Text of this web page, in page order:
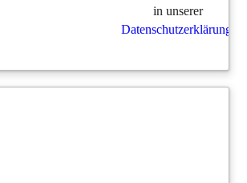
in unserer
Datenschutzerklärung